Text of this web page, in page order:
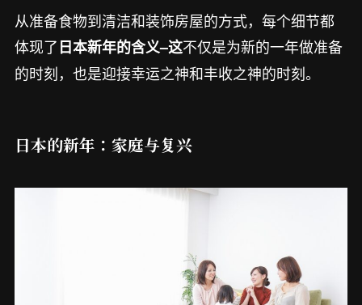
从准备食物到清洁和装饰房屋的方式，每个细节都
体现了日本新年的含义–这不仅是为新的一年做准备
的时刻，也是迎接幸运之神和丰收之神的时刻。
日本的新年：家庭与复兴